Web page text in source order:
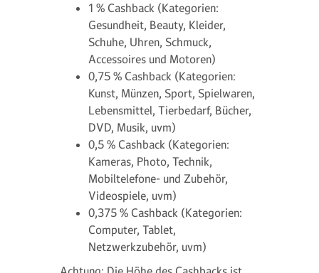
1 % Cashback (Kategorien:
Gesundheit, Beauty, Kleider,
Schuhe, Uhren, Schmuck,
Accessoires und Motoren)
0,75 % Cashback (Kategorien:
Kunst, Münzen, Sport, Spielwaren,
Lebensmittel, Tierbedarf, Bücher,
DVD, Musik, uvm)
0,5 % Cashback (Kategorien:
Kameras, Photo, Technik,
Mobiltelefone- und Zubehör,
Videospiele, uvm)
0,375 % Cashback (Kategorien:
Computer, Tablet,
Netzwerkzubehör, uvm)